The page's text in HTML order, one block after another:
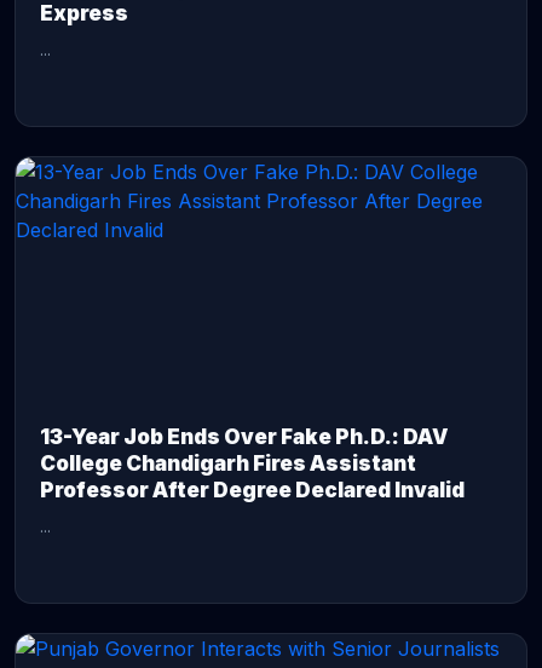
Express
...
13-Year Job Ends Over Fake Ph.D.: DAV
College Chandigarh Fires Assistant
Professor After Degree Declared Invalid
...